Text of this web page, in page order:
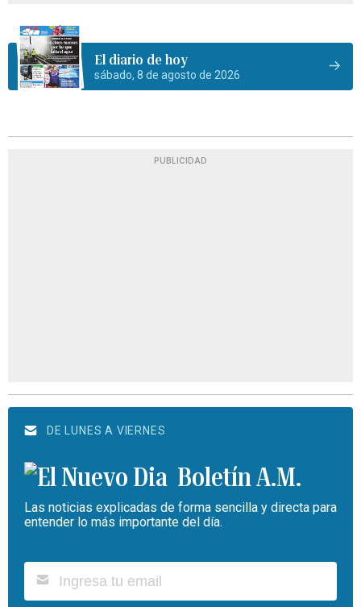
El diario de hoy
sábado, 8 de agosto de 2026
PUBLICIDAD
DE LUNES A VIERNES
Boletín A.M.
Las noticias explicadas de forma sencilla y directa para
entender lo más importante del día.